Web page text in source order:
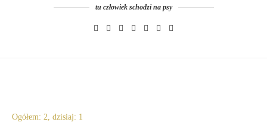
tu człowiek schodzi na psy
Ogółem: 2, dzisiaj: 1